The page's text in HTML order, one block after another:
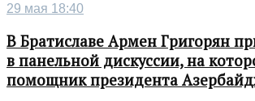
29 мая 18:40
В Братиславе Армен Григорян
в панельной дискуссии, на
помощник президента